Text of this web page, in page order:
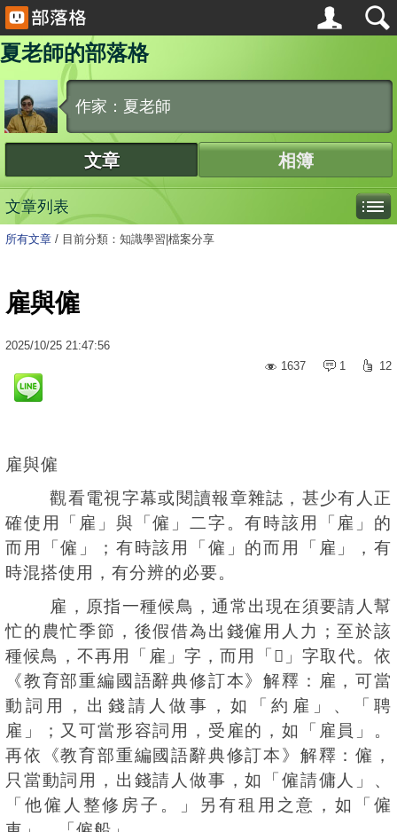
夏老師的部落格
作家：夏老師
文章 相簿
文章列表
所有文章 / 目前分類：知識學習|檔案分享
雇與僱
2025/10/25 21:47:56
1637
1 12
雇與僱
觀看電視字幕或閱讀報章雜誌，甚少有人正
確使用「雇」與「僱」二字。有時該用「雇」的
而用「僱」；有時該用「僱」的而用「雇」，有
時混搭使用，有分辨的必要。
雇，原指一種候鳥，通常出現在須要請人幫
忙的農忙季節，後假借為出錢僱用人力；至於該
種候鳥，不再用「雇」字，而用「𪄮」字取代。依
《教育部重編國語辭典修訂本》解釋：雇，可當
動詞用，出錢請人做事，如「約雇」、「聘
雇」；又可當形容詞用，受雇的，如「雇員」。
再依《教育部重編國語辭典修訂本》解釋：僱，
只當動詞用，出錢請人做事，如「僱請傭人」、
「他僱人整修房子。」另有租用之意，如「僱